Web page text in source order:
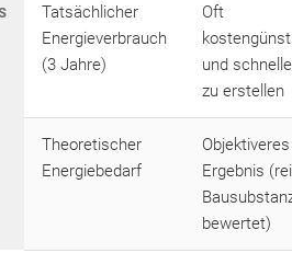
Tatsächlicher
Energieverbrauch
(3 Jahre)
Oft
und
zu erstellen
Theoretischer
Energiebedarf
Objektiveres
Ergebnis
bewertet)